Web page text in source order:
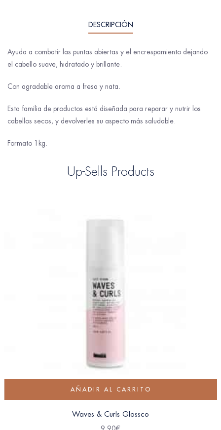
DESCRIPCIÓN
Ayuda a combatir las puntas abiertas y el encrespamiento dejando
el cabello suave, hidratado y brillante.
Con agradable aroma a fresa y nata.
Esta familia de productos está diseñada para reparar y nutrir los
cabellos secos, y devolverles su aspecto más saludable.
Formato 1kg.
Up-Sells Products
AÑADIR AL CARRITO
Waves & Curls Glossco